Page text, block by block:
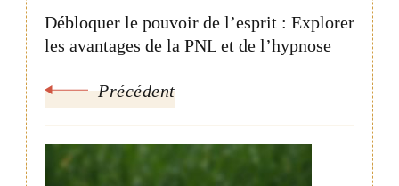
Débloquer le pouvoir de l’esprit : Explorer
les avantages de la PNL et de l’hypnose
Précédent